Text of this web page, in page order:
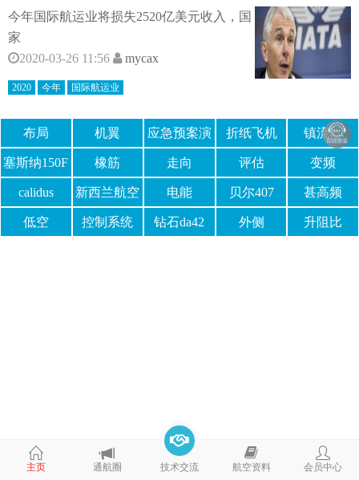
今年国际航运业将损失2520亿美元收入，国
家
2020-03-26 11:56
mycax
2020 今年 国际航运业
布局 机翼 应急预案演
练
折纸飞机 镇流器
塞斯纳150F 橡筋 走向 评估 变频
calidus 新西兰航空 电能 贝尔407 甚高频
低空 控制系统 钻石da42 外侧 升阻比
主页 通航圈 技术交流 航空资料 会员中心